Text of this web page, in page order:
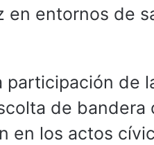
entornos de
de
de bandera
en los actos